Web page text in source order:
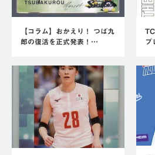
【コラム】おかえり！ つば九
郎の復活を正式発表！…
プ